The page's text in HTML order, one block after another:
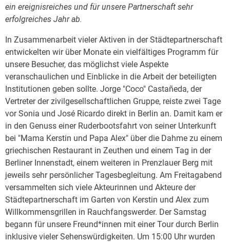
ein ereignisreiches und für unsere Partnerschaft sehr
erfolgreiches Jahr ab.
In Zusammenarbeit vieler Aktiven in der Städtepartnerschaft
entwickelten wir über Monate ein vielfältiges Programm für
unsere Besucher, das möglichst viele Aspekte
veranschaulichen und Einblicke in die Arbeit der beteiligten
Institutionen geben sollte. Jorge "Coco" Castañeda, der
Vertreter der zivilgesellschaftlichen Gruppe, reiste zwei Tage
vor Sonia und José Ricardo direkt in Berlin an. Damit kam er
in den Genuss einer Ruderbootsfahrt von seiner Unterkunft
bei "Mama Kerstin und Papa Alex" über die Dahme zu einem
griechischen Restaurant in Zeuthen und einem Tag in der
Berliner Innenstadt, einem weiteren in Prenzlauer Berg mit
jeweils sehr persönlicher Tagesbegleitung. Am Freitagabend
versammelten sich viele Akteurinnen und Akteure der
Städtepartnerschaft im Garten von Kerstin und Alex zum
Willkommensgrillen in Rauchfangswerder. Der Samstag
begann für unsere Freund*innen mit einer Tour durch Berlin
inklusive vieler Sehenswürdigkeiten. Um 15:00 Uhr wurden